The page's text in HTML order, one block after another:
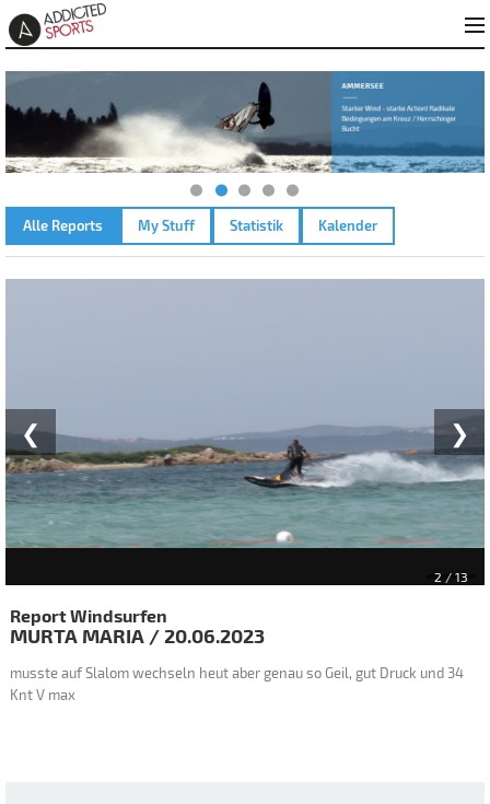
Alle Reports My Stuff Statistik Kalender
❯
❮
2 / 13
Report Windsurfen
MURTA MARIA / 20.06.2023
musste auf Slalom wechseln heut aber genau so Geil, gut Druck und 34
Knt V max